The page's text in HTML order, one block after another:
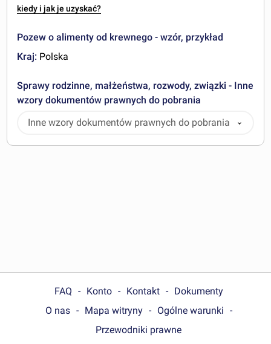
kiedy i jak je uzyskać?
Pozew o alimenty od krewnego - wzór, przykład
Kraj: Polska
Sprawy rodzinne, małżeństwa, rozwody, związki - Inne
wzory dokumentów prawnych do pobrania
Inne wzory dokumentów prawnych do pobrania
FAQ Konto Kontakt
Dokumenty
O nas
Mapa witryny
Ogólne warunki
Przewodniki prawne